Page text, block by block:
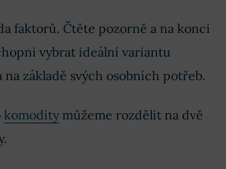
faktorů. Čtěte pozorně a na konci
vybrat ideální variantu
základě svých osobních potřeb.
komodity můžeme rozdělit na dvě